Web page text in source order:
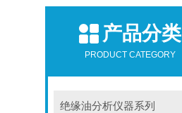
产品分类
PRODUCT CATEGORY
绝缘油分析仪器系列